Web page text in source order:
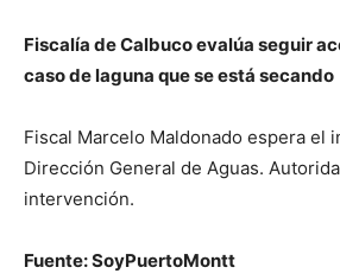
Fiscalía de Calbuco evalúa seguir
caso de laguna que se está secando
Fiscal Marcelo Maldonado espera el
Dirección General de Aguas.
intervención.
Fuente: SoyPuertoMontt